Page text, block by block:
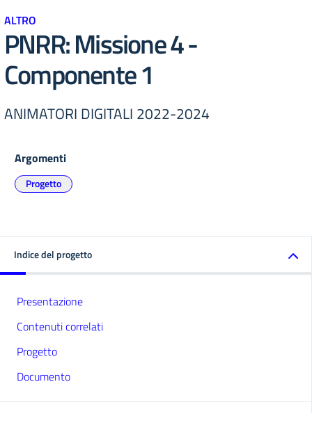
ALTRO
PNRR: Missione 4 -
Componente 1
ANIMATORI DIGITALI 2022-2024
Argomenti
Progetto
Indice del progetto
Presentazione
Contenuti correlati
Progetto
Documento